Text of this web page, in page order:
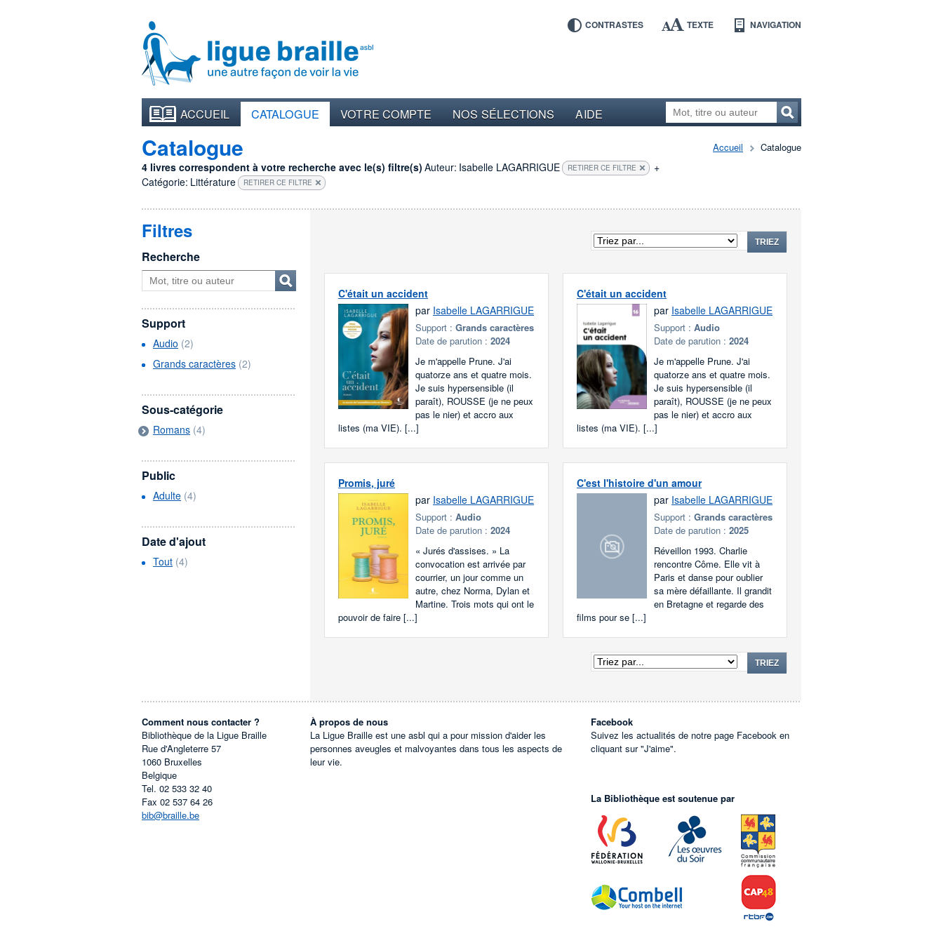
CONTRASTES TEXTE NAVIGATION
ACCUEIL CATALOGUE VOTRE COMPTE NOS SÉLECTIONS AIDE
Accueil Catalogue
Catalogue
4 livres correspondent à votre recherche avec le(s) filtre(s) Auteur: Isabelle LAGARRIGUE RETIRER CE FILTRE
+
Catégorie: Littérature RETIRER CE FILTRE
TRIEZ
C'était un accident
par Isabelle LAGARRIGUE
Support :Grands caractères
Date de parution :2024
Je m'appelle Prune. J'ai
quatorze ans et quatre mois.
Je suis hypersensible (il
paraît), ROUSSE (je ne peux
pas le nier) et accro aux
listes (ma VIE). [...]
C'était un accident
par Isabelle LAGARRIGUE
Support : Audio
Date de parution : 2024
Je m'appelle Prune. J'ai
quatorze ans et quatre mois.
Je suis hypersensible (il
paraît), ROUSSE (je ne peux
pas le nier) et accro aux
listes (ma VIE). [...]
Promis, juré
par Isabelle LAGARRIGUE
Support :Audio
Date de parution :2024
« Jurés d'assises. » La
convocation est arrivée par
courrier, un jour comme un
autre, chez Norma, Dylan et
Martine. Trois mots qui ont le
pouvoir de faire [...]
C'est l'histoire d'un amour
par Isabelle LAGARRIGUE
Support : Grands caractères
Date de parution : 2025
Réveillon 1993. Charlie
rencontre Côme. Elle vit à
Paris et danse pour oublier
sa mère défaillante. Il grandit
en Bretagne et regarde des
films pour se [...]
TRIEZ
Filtres
Recherche
Support
Audio (2)
Grands caractères (2)
Sous-catégorie
Romans (4)
Public
Adulte (4)
Date d'ajout
Tout (4)
Comment nous contacter ?
Bibliothèque de la Ligue Braille
Rue d'Angleterre 57
1060 Bruxelles
Belgique
Tel. 02 533 32 40
Fax 02 537 64 26
bib@braille.be
À propos de nous
La Ligue Braille est une asbl qui a pour mission d'aider les
personnes aveugles et malvoyantes dans tous les aspects de
leur vie.
Facebook
Suivez les actualités de notre page Facebook en
cliquant sur "J'aime".
La Bibliothèque est soutenue par